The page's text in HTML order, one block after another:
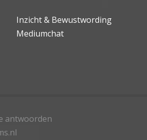
Inzicht & Bewustwording
Mediumchat
antwoorden